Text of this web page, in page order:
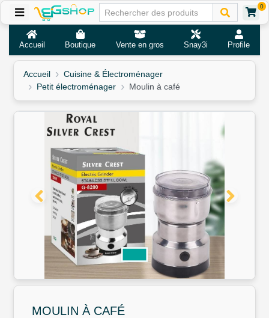
0
Accueil Boutique Vente en gros Snay3i Profile
Accueil
Cuisine & Électroménager
Petit électroménager
Moulin à café
MOULIN À CAFÉ